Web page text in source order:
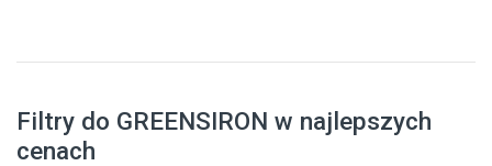
Filtry do GREENSIRON w najlepszych
cenach